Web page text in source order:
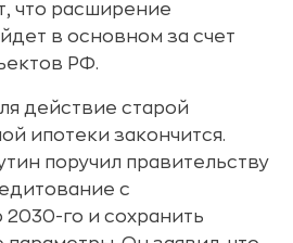
что расширение
в основном за счет
РФ.
действие старой
ипотеки закончится.
поручил правительству
с
го и сохранить